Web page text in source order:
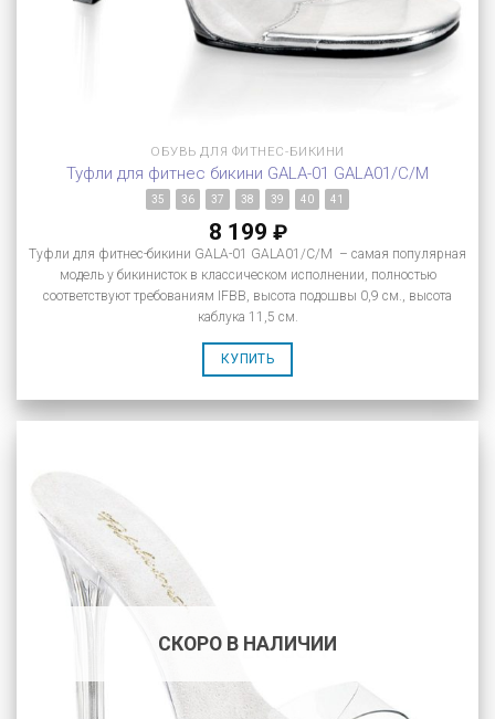
ОБУВЬ ДЛЯ ФИТНЕС-БИКИНИ
Туфли для фитнес бикини GALA-01 GALA01/C/M
35 36 37 38 39 40 41
8 199 ₽
Туфли для фитнес-бикини GALA-01 GALA01/C/M – самая популярная
модель у бикинисток в классическом исполнении, полностью
соответствуют требованиям IFBB, высота подошвы 0,9 см., высота
каблука 11,5 см.
КУПИТЬ
СКОРО В НАЛИЧИИ